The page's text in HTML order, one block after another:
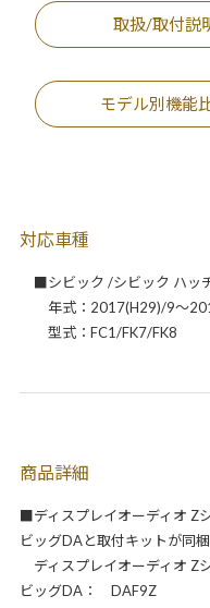
取扱/取付説
モデル別機能
対応車種
■シビック /シビック ハッ
年式：2017(H29)/9～
型式：FC1/FK7/FK8
商品詳細
■ディスプレイオーディオ Z
ビッグDAと取付キットが同
ディスプレイオーディオ Z
ビッグDA： DAF9Z